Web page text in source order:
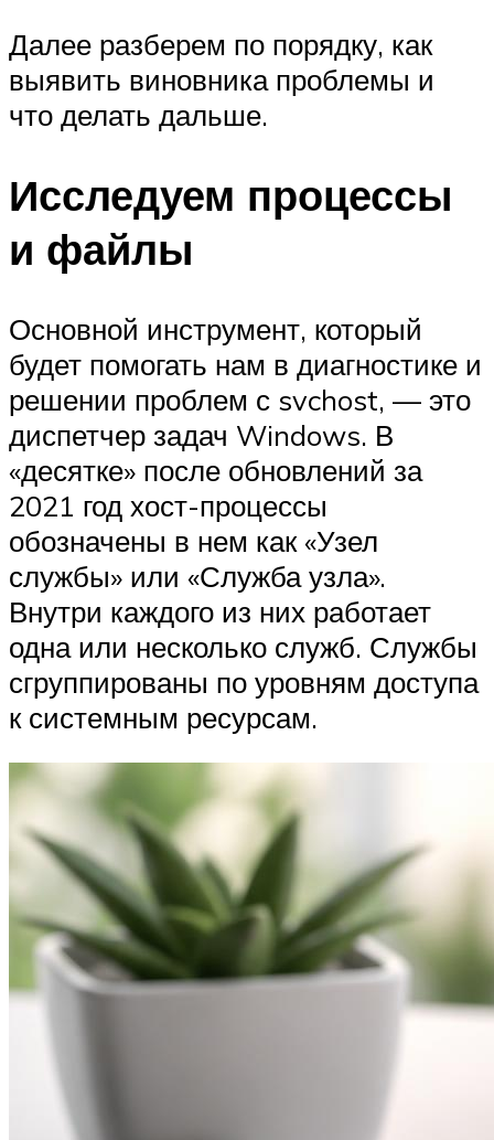
Далее разберем по порядку, как
выявить виновника проблемы и
что делать дальше.
Исследуем процессы
и файлы
Основной инструмент, который
будет помогать нам в диагностике и
решении проблем с svchost, — это
диспетчер задач Windows. В
«десятке» после обновлений за
2021 год хост-процессы
обозначены в нем как «Узел
службы» или «Служба узла».
Внутри каждого из них работает
одна или несколько служб. Службы
сгруппированы по уровням доступа
к системным ресурсам.